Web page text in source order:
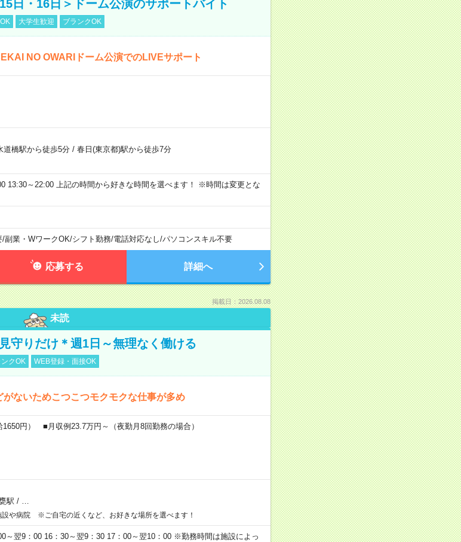
日・16日＞ドーム公演のサポートバイト
大学生歓迎 ブランクOK
NO OWARIドーム公演でのLIVEサポート
道橋駅から徒歩5分/ 春日(東京都)駅から徒歩7分
13:30～22:00 上記の時間から好きな時間を選べます！ ※時間は変更とな
/副業・WワークOK/シフト勤務/電話対応なし/パソコンスキル不要
応募する 詳細へ
掲載日：2026.08.08
未読
守りだけ＊週1日～無理なく働ける
クOK WEB登録・面接OK
ないためこつこつモクモクな仕事が多め
1650円） ■月収例23.7万円～（夜勤月8回勤務の場合）
駅 /
設や病院 ※ご自宅の近くなど、お好きな場所を選べます！
～翌9：00 16：30～翌9：30 17：00～翌10：00 ※勤務時間は施設によっ